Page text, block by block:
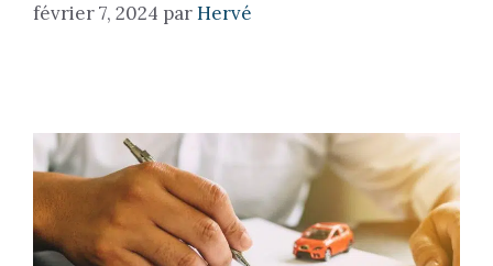
février 7, 2024 parHervé